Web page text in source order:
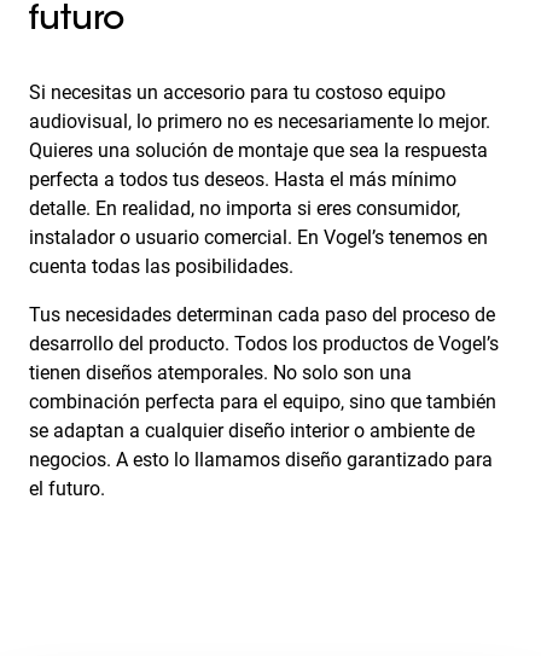
futuro
Si necesitas un accesorio para tu costoso equipo
audiovisual, lo primero no es necesariamente lo mejor.
Quieres una solución de montaje que sea la respuesta
perfecta a todos tus deseos. Hasta el más mínimo
detalle. En realidad, no importa si eres consumidor,
instalador o usuario comercial. En Vogel’s tenemos en
cuenta todas las posibilidades.
Tus necesidades determinan cada paso del proceso de
desarrollo del producto. Todos los productos de Vogel’s
tienen diseños atemporales. No solo son una
combinación perfecta para el equipo, sino que también
se adaptan a cualquier diseño interior o ambiente de
negocios. A esto lo llamamos diseño garantizado para
el futuro.